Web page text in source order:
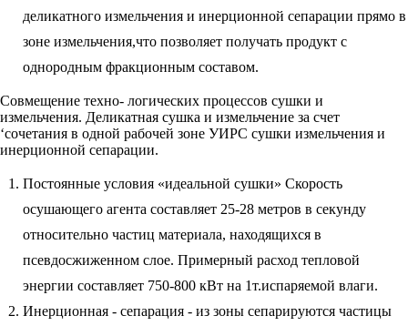
деликатного измельчения и инерционной сепарации прямо в
зоне измельчения,что позволяет получать продукт с
однородным фракционным составом.
Совмещение техно- логических процессов сушки и
измельчения. Деликатная сушка и измельчение за счет
‘сочетания в одной рабочей зоне УИРС сушки измельчения и
инерционной сепарации.
Постоянные условия «идеальной сушки» Скорость
осушающего агента составляет 25-28 метров в секунду
относительно частиц материала, находящихся в
псевдосжиженном слое. Примерный расход тепловой
энергии составляет 750-800 кВт на 1т.испаряемой влаги.
Инерционная - сепарация - из зоны сепарируются частицы